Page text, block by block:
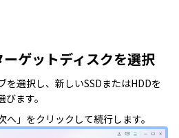
ゲットディスクを選択
を選択し、新しいSSDまたはHDDを
ます。
」をクリックして続行します。